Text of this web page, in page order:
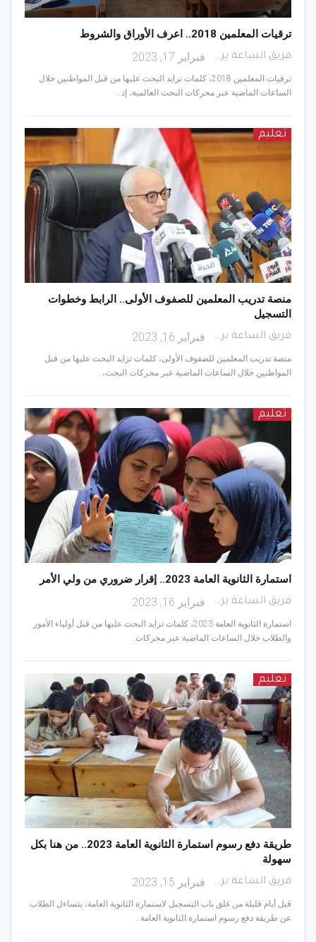
ترقيات المعلمين 2018.. اعرف الأوراق والشروط
فريق الساعة برس فبراير 17, 2023
ترقيات المعلمين 2018، كلمات تزايد البحث عليها من قبل المواطنين خلال
الساعات الماضية عبر محركات البحث العالمية، إذ…
تعليم
منصة تدريب المعلمين للصفوف الأولى.. الرابط وخطوات
التسجيل
فريق الساعة برس فبراير 16, 2023
منصة تدريب المعلمين للصفوف الأولى، كلمات تزايد البحث عليها من قبل
المواطنين خلال الساعات الماضية عبر محركات البحث،…
تعليم
استمارة الثانوية العامة 2023.. إقرار ضروري من ولي الأمر
فريق الساعة برس فبراير 16, 2023
استمارة الثانوية العامة 2023، كلمات تزايد البحث عليها من قبل أولياء الأمور
والطلاب خلال الساعات الماضية عبر محركات…
تعليم
طريقة دفع رسوم استمارة الثانوية العامة 2023.. من هنا بكل
سهولة
فريق الساعة برس فبراير 15, 2023
قبل أيام قليلة من غلق باب التسجيل لاستمارة الثانوية العامة، يتساءل الطلاب
عن طريقة دفع رسوم استمارة الثانوية العامة…